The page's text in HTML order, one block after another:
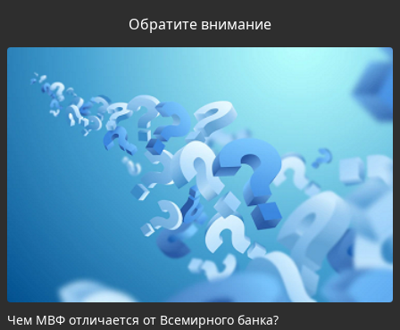
Обратите внимание
Чем МВФ отличается от Всемирного банка?